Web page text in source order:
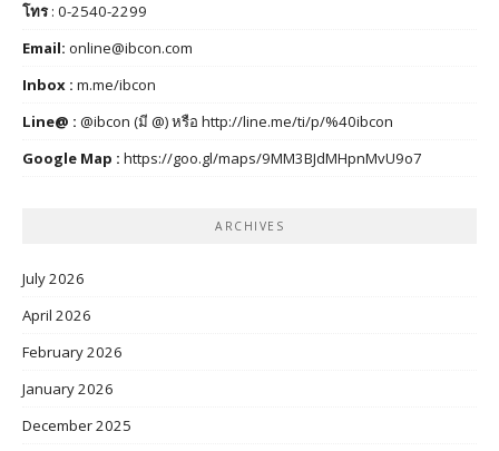
โทร: 0-2540-2299
Email: online@ibcon.com
Inbox : m.me/ibcon
Line@ : @ibcon (มี @) หรือ http://line.me/ti/p/%40ibcon
Google Map : https://goo.gl/maps/9MM3BJdMHpnMvU9o7
ARCHIVES
July 2026
April 2026
February 2026
January 2026
December 2025